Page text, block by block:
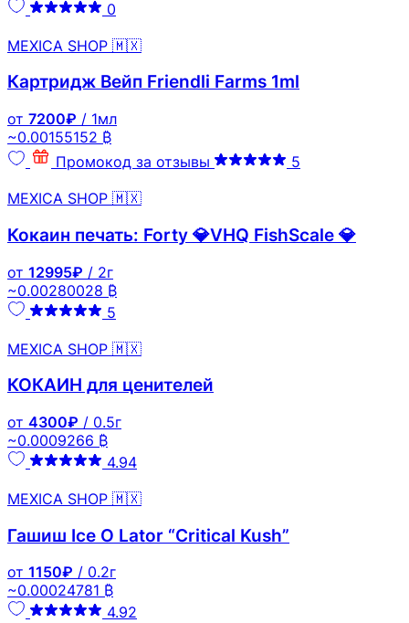
0
MEXICA SHOP 🇲🇽
Картридж Вейп Friendli Farms 1ml
от 7200₽ / 1мл
~0.00155152 ₿
Промокод за отзывы
5
MEXICA SHOP 🇲🇽
Кокаин печать: Forty 💎VHQ FishScale 💎
от 12995₽ / 2г
~0.00280028 ₿
5
MEXICA SHOP 🇲🇽
КОКАИН для ценителей
от 4300₽ / 0.5г
~0.0009266 ₿
4.94
MEXICA SHOP 🇲🇽
Гашиш Ice O Lator “Critical Kush”
от 1150₽ / 0.2г
~0.00024781 ₿
4.92